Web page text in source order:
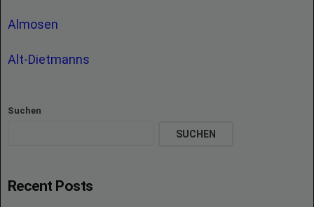
Almosen
Alt-Dietmanns
Suchen
SUCHEN
Recent Posts